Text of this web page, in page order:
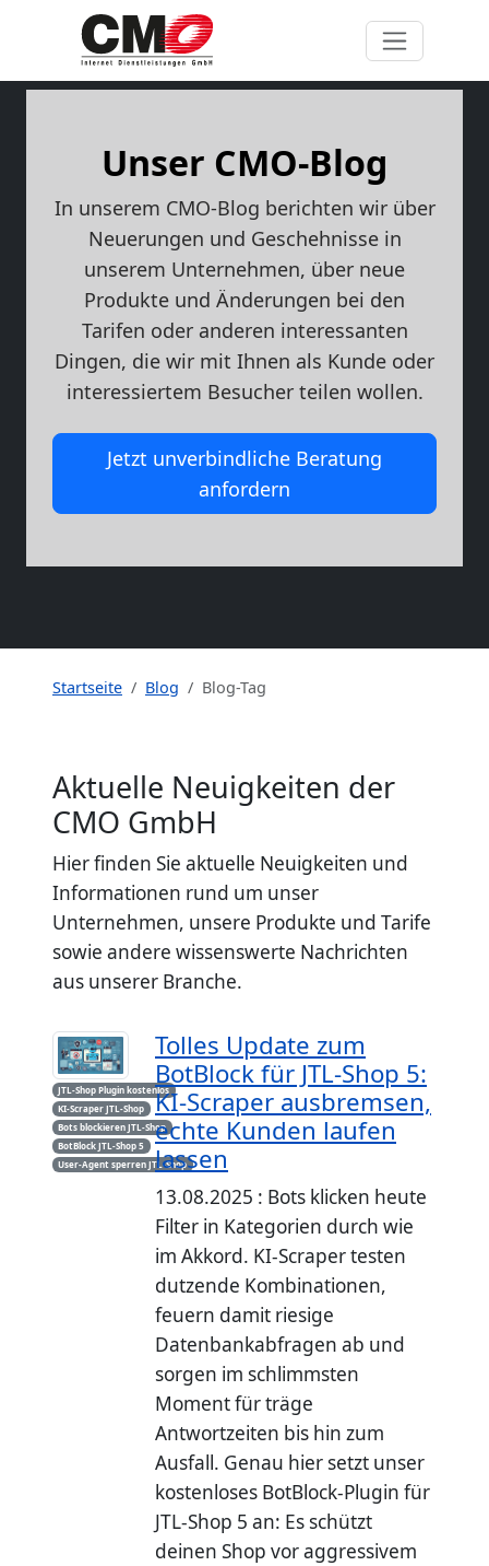
Unser CMO-Blog
In unserem CMO-Blog berichten wir über
Neuerungen und Geschehnisse in
unserem Unternehmen, über neue
Produkte und Änderungen bei den
Tarifen oder anderen interessanten
Dingen, die wir mit Ihnen als Kunde oder
interessiertem Besucher teilen wollen.
Jetzt unverbindliche Beratung
anfordern
Startseite Blog Blog-Tag
Aktuelle Neuigkeiten der
CMO GmbH
Hier finden Sie aktuelle Neuigkeiten und
Informationen rund um unser
Unternehmen, unsere Produkte und Tarife
sowie andere wissenswerte Nachrichten
aus unserer Branche.
JTL-Shop Plugin kostenlos
KI-Scraper JTL-Shop
Bots blockieren JTL-Shop
BotBlock JTL-Shop 5
User-Agent sperren JTL-Shop
Tolles Update zum
BotBlock für JTL-Shop 5:
KI-Scraper ausbremsen,
echte Kunden laufen
lassen
13.08.2025 : Bots klicken heute
Filter in Kategorien durch wie
im Akkord. KI-Scraper testen
dutzende Kombinationen,
feuern damit riesige
Datenbankabfragen ab und
sorgen im schlimmsten
Moment für träge
Antwortzeiten bis hin zum
Ausfall. Genau hier setzt unser
kostenloses BotBlock-Plugin für
JTL-Shop 5 an: Es schützt
deinen Shop vor aggressivem